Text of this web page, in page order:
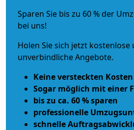
Sparen Sie bis zu 60 % der
bei uns!
Holen Sie sich jetzt kostenlose
unverbindliche Angebote.
Keine versteckten Kosten
Sogar möglich mit einer
bis zu ca. 60 % sparen
professionelle
schnelle